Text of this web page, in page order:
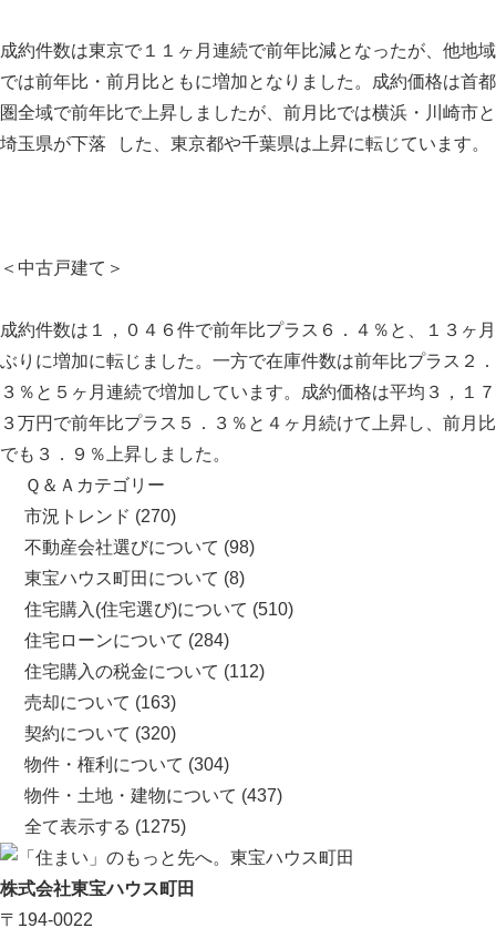
成約件数は東京で１１ヶ月連続で前年比減となったが、他地域
では前年比・前月比ともに増加となりました。成約価格は首都
圏全域で前年比で上昇しましたが、前月比では横浜・川崎市と
埼玉県が下落 した、東京都や千葉県は上昇に転じています。
＜中古戸建て＞
成約件数は１，０４６件で前年比プラス６．４％と、１３ヶ月
ぶりに増加に転じました。一方で在庫件数は前年比プラス２．
３％と５ヶ月連続で増加しています。成約価格は平均３，１７
３万円で前年比プラス５．３％と４ヶ月続けて上昇し、前月比
でも３．９％上昇しました。
Ｑ＆Ａカテゴリー
市況トレンド (270)
不動産会社選びについて (98)
東宝ハウス町田について (8)
住宅購入(住宅選び)について (510)
住宅ローンについて (284)
住宅購入の税金について (112)
売却について (163)
契約について (320)
物件・権利について (304)
物件・土地・建物について (437)
全て表示する (1275)
株式会社東宝ハウス町田
〒194-0022